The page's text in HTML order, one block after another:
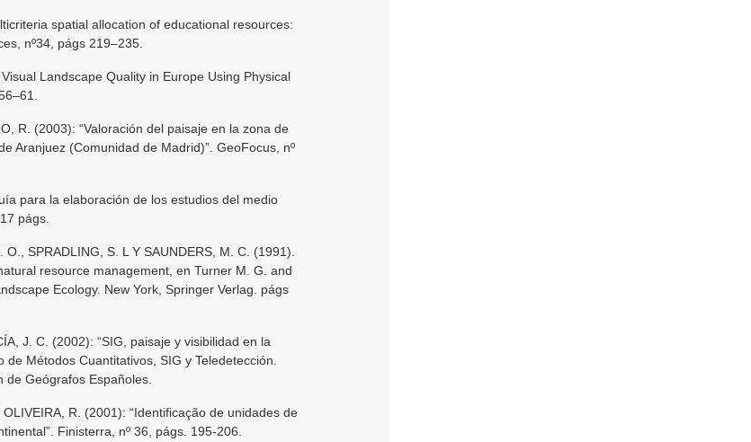
spatial allocation of educational resources:
nº34, págs 219–235.
Landscape Quality in Europe Using Physical
R. (2003): “Valoración del paisaje en la zona de
Aranjuez (Comunidad de Madrid)”. GeoFocus, nº
para la elaboración de los estudios del medio
págs.
SPRADLING, S. L Y SAUNDERS, M. C. (1991).
resource management, en Turner M. G. and
Ecology. New York, Springer Verlag. págs
J. C. (2002): “SIG, paisaje y visibilidad en la
Métodos Cuantitativos, SIG y Teledetección.
de Geógrafos Españoles.
OLIVEIRA, R. (2001): “Identificação de unidades de
Finisterra, nº 36, págs. 195-206.